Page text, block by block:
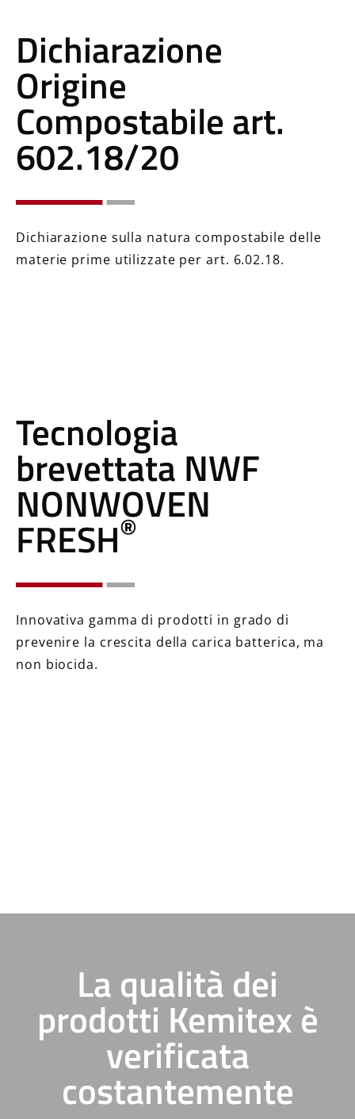
Dichiarazione
Origine
Compostabile art.
602.18/20
Dichiarazione sulla natura compostabile delle
materie prime utilizzate per art. 6.02.18.
Tecnologia
brevettata NWF
NONWOVEN
FRESH®
Innovativa gamma di prodotti in grado di
prevenire la crescita della carica batterica, ma
non biocida.
La qualità dei
prodotti Kemitex è
verificata
costantemente